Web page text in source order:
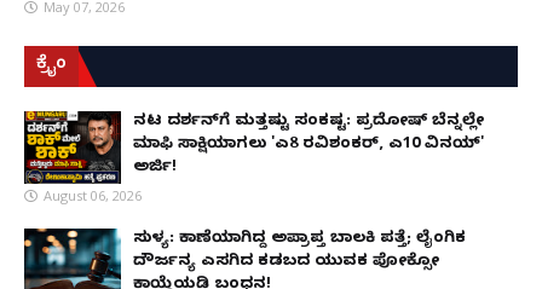
May 07, 2026
ಕ್ರೈಂ
ನಟ ದರ್ಶನ್‌ಗೆ ಮತ್ತಷ್ಟು ಸಂಕಷ್ಟ: ಪ್ರದೋಷ್ ಬೆನ್ನಲ್ಲೇ
ಮಾಫಿ ಸಾಕ್ಷಿಯಾಗಲು 'ಎ8 ರವಿಶಂಕರ್, ಎ10 ವಿನಯ್'
ಅರ್ಜಿ!
August 06, 2026
ಸುಳ್ಯ: ಕಾಣೆಯಾಗಿದ್ದ ಅಪ್ರಾಪ್ತ ಬಾಲಕಿ ಪತ್ತೆ; ಲೈಂಗಿಕ
ದೌರ್ಜನ್ಯ ಎಸಗಿದ ಕಡಬದ ಯುವಕ ಪೋಕ್ಸೋ